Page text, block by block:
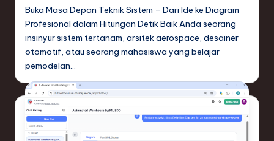
a
r
e
,
T
e
c
Buka Masa Depan Teknik Sistem – Dari Ide ke Diagram
Profesional dalam Hitungan Detik Baik Anda seorang
insinyur sistem tertanam, arsitek aerospace, desainer
otomotif, atau seorang mahasiswa yang belajar
pemodelan…